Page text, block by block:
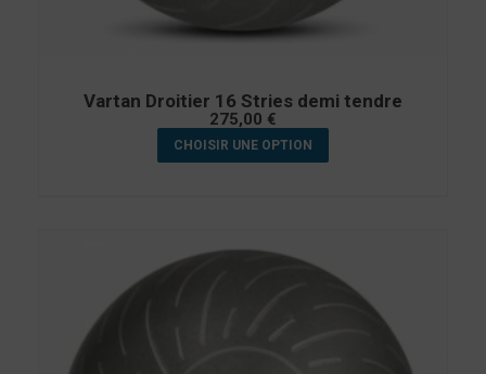
Vartan Droitier 16 Stries demi tendre
275,00 €
CHOISIR UNE OPTION